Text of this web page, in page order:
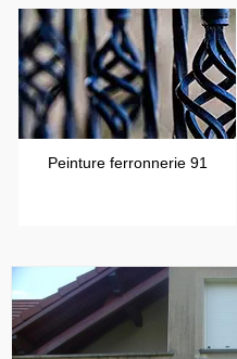
Peinture ferronnerie 91